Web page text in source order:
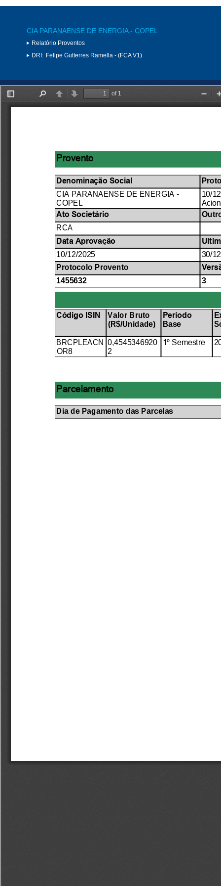
CIA PARANAENSE DE ENERGIA - COPEL
Relatório Proventos
DRI: Felipe Gutterres Ramella - (FCA V1)